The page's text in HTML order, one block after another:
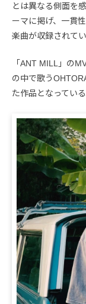
とは異なる側面を
ーマに掲げ、一貫
楽曲が収録されてい
「ANT MILL」の
の中で歌う
た作品となっている